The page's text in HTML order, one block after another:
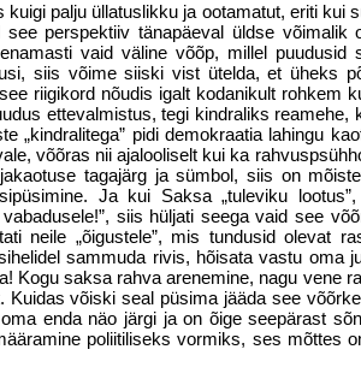
palju üllatuslikku ja ootamatut, eriti kui
perspektiiv tänapäeval üldse võimalik
vaid väline võõp, millel puudusid
siis võime siiski vist ütelda, et üheks
riigi­kord nõudis igalt kodanikult rohkem
ettevalmistus, tegi kindraliks rea­mehe,
„kindralitega” pidi demokraatia lahingu
võõras nii aja­looliselt kui ka
tagajärg ja sümbol, siis on
Ja kui Saksa „tuleviku
siis hüljati seega vaid see
neile „õigustele”, mis tundusid olevat
sammuda rivis, hõisata vastu oma
Kogu saksa rahva arenemine, nagu vene
võiski seal püsima jääda see
enda näo järgi ja on õige seepärast
poliitiliseks vormiks, ses mõttes